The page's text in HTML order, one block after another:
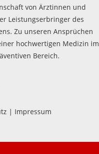
von Ärztinnen und
Leistungserbringer des
Zu unseren Ansprüchen
hochwertigen Medizin im
Bereich.
| Impressum